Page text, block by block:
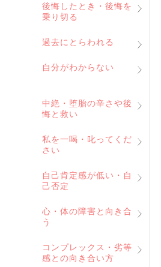
後悔したとき・後悔を
乗り切る
過去にとらわれる
自分がわからない
中絶・堕胎の辛さや後
悔と救い
私を一喝・叱ってくだ
さい
自己肯定感が低い・自
己否定
心・体の障害と向き合
う
コンプレックス・劣等
感との向き合い方